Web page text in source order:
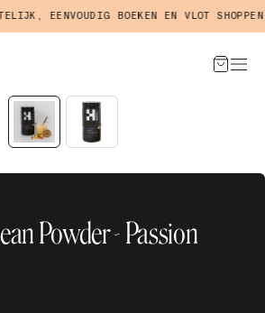
EENVOUDIG BOEKEN EN VLOT SHOPPEN
Powder - Passion